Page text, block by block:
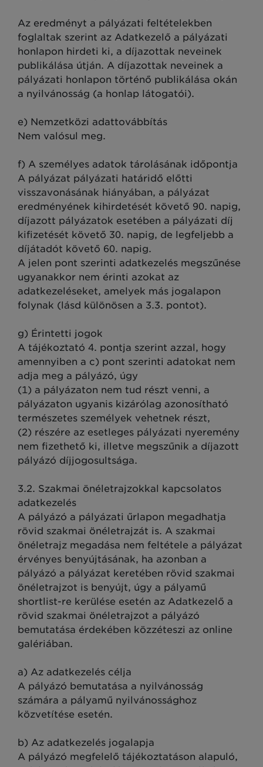
Az eredményt a pályázati feltételekben
foglaltak szerint az Adatkezelő a pályázati
honlapon hirdeti ki, a díjazottak neveinek
publikálása útján. A díjazottak neveinek a
pályázati honlapon történő publikálása okán
a nyilvánosság (a honlap látogatói).
e) Nemzetközi adattovábbítás
Nem valósul meg.
f) A személyes adatok tárolásának időpontja
A pályázat pályázati határidő előtti
visszavonásának hiányában, a pályázat
eredményének kihirdetését követő 90. napig,
díjazott pályázatok esetében a pályázati díj
kifizetését követő 30. napig, de legfeljebb a
díjátadót követő 60. napig.
A jelen pont szerinti adatkezelés megszűnése
ugyanakkor nem érinti azokat az
adatkezeléseket, amelyek más jogalapon
folynak (lásd különösen a 3.3. pontot).
g) Érintetti jogok
A tájékoztató 4. pontja szerint azzal, hogy
amennyiben a c) pont szerinti adatokat nem
adja meg a pályázó, úgy
(1) a pályázaton nem tud részt venni, a
pályázaton ugyanis kizárólag azonosítható
természetes személyek vehetnek részt,
(2) részére az esetleges pályázati nyeremény
nem fizethető ki, illetve megszűnik a díjazott
pályázó díjjogosultsága.
3.2. Szakmai önéletrajzokkal kapcsolatos
adatkezelés
A pályázó a pályázati űrlapon megadhatja
rövid szakmai önéletrajzát is. A szakmai
önéletrajz megadása nem feltétele a pályázat
érvényes benyújtásának, ha azonban a
pályázó a pályázat keretében rövid szakmai
önéletrajzot is benyújt, úgy a pályamű
shortlist-re kerülése esetén az Adatkezelő a
rövid szakmai önéletrajzot a pályázó
bemutatása érdekében közzéteszi az online
galériában.
a) Az adatkezelés célja
A pályázó bemutatása a nyilvánosság
számára a pályamű nyilvánossághoz
közvetítése esetén.
b) Az adatkezelés jogalapja
A pályázó megfelelő tájékoztatáson alapuló,